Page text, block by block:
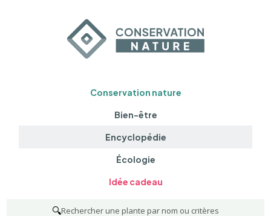
Conservation nature
Bien-être
Encyclopédie
Écologie
Idée cadeau
🔍Rechercher une plante par nom ou critères